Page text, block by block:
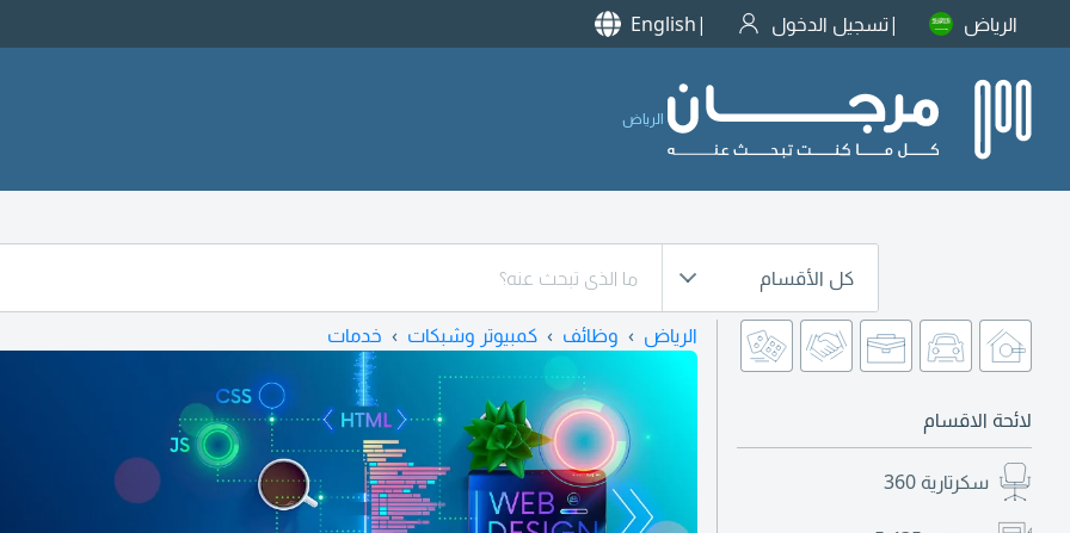
الرياض تسجيل الدخول English
الرياض
كل الأقسام
لائحة الاقسام
سكرتارية 360
الرياض وظائف كمبيوتر وشبكات خدمات